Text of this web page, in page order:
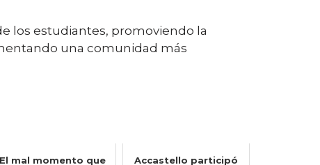
los estudiantes, promoviendo la
una comunidad más
El mal momento que Accastello participó